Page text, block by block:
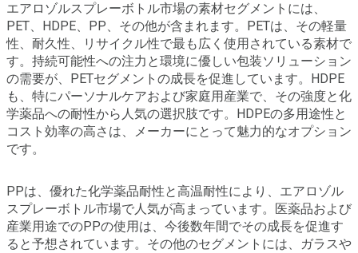
エアロゾルスプレーボトル市場の素材セグメントには、
PET、HDPE、PP、その他が含まれます。PETは、その軽量
性、耐久性、リサイクル性で最も広く使用されている素材で
す。持続可能性への注力と環境に優しい包装ソリューション
の需要が、PETセグメントの成長を促進しています。HDPE
も、特にパーソナルケアおよび家庭用産業で、その強度と化
学薬品への耐性から人気の選択肢です。HDPEの多用途性と
コスト効率の高さは、メーカーにとって魅力的なオプション
です。
PPは、優れた化学薬品耐性と高温耐性により、エアロゾル
スプレーボトル市場で人気が高まっています。医薬品および
産業用途でのPPの使用は、今後数年間でその成長を促進す
ると予想されています。その他のセグメントには、ガラスや